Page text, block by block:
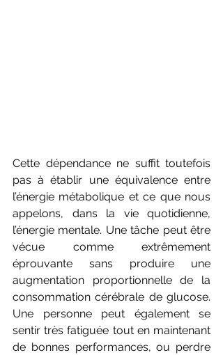
Cette dépendance ne suffit toutefois
pas à établir une équivalence entre
l’énergie métabolique et ce que nous
appelons, dans la vie quotidienne,
l’énergie mentale. Une tâche peut être
vécue comme extrêmement
éprouvante sans produire une
augmentation proportionnelle de la
consommation cérébrale de glucose.
Une personne peut également se
sentir très fatiguée tout en maintenant
de bonnes performances, ou perdre